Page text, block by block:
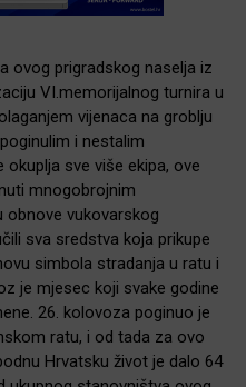
ovog prigradskog naselja iz
VI.memorijalnog turnira u
vijenaca na groblju
i nestalim
okuplja sve više ekipa, ove
mnogobrojnim
obnove vukovarskog
sva sredstva koja prikupe
simbola stradanja u ratu i
je mjesec koji svake godine
26. kolovoza poginuo je
ratu, i od tada za ovo
Hrvatsku život je dalo 64